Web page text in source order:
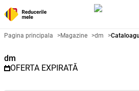
Catalog
Pagina principala >Magazine >dm >
dm
OFERTA EXPIRATĂ